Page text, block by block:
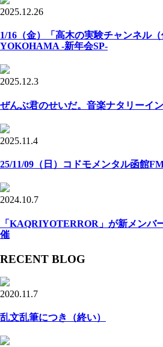
2025.12.26
1/16（金）「高木の実験チャンネル
YOKOHAMA -新年会SP-
2025.12.3
ぜんぶ君のせいだ。音楽ナタリーイ
2025.11.4
25/11/09（日）コドモメンタル函館
2024.10.7
「KAQRIYOTERROR」が新メンバ
催
RECENT BLOG
2020.11.7
乱文乱筆につき（終い）